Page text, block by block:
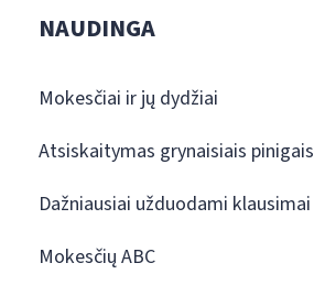
NAUDINGA
Mokesčiai ir jų dydžiai
Atsiskaitymas grynaisiais pinigais
Dažniausiai užduodami klausimai
Mokesčių ABC